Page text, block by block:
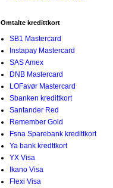
Omtalte kredittkort
SB1 Mastercard
Instapay Mastercard
SAS Amex
DNB Mastercard
LOFavør Mastercard
Sbanken kredittkort
Santander Red
Remember Gold
Fsna Sparebank kredittkort
Ya bank kredttkort
YX Visa
Ikano Visa
Flexi Visa